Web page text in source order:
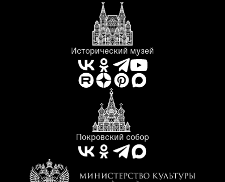
Исторический музей
Покровский собор